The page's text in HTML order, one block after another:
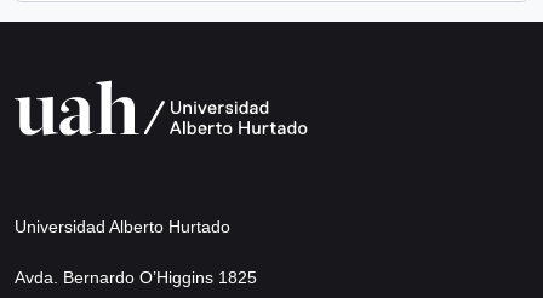
Universidad Alberto Hurtado
Avda. Bernardo O’Higgins 1825